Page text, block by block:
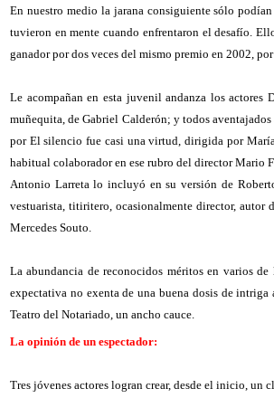
En nuestro medio la jarana consiguiente sólo
tuvieron en mente cuando enfrentaron el desafío.
ganador por dos veces del mismo premio en 2002,
Le acompañan en esta juvenil andanza los
muñequita, de Gabriel Calderón; y todos
por El silencio fue casi una virtud, dirigida por
habitual colaborador en ese rubro del director Mario
Antonio Larreta lo incluyó en su versión de
vestuarista, titiritero, ocasionalmente director,
Mercedes Souto.
La abundancia de reconocidos méritos en varios
expectativa no exenta de una buena dosis de
Teatro del Notariado, un ancho cauce.
La opinión de un espectador:
Tres jóvenes actores logran crear, desde el inicio, un